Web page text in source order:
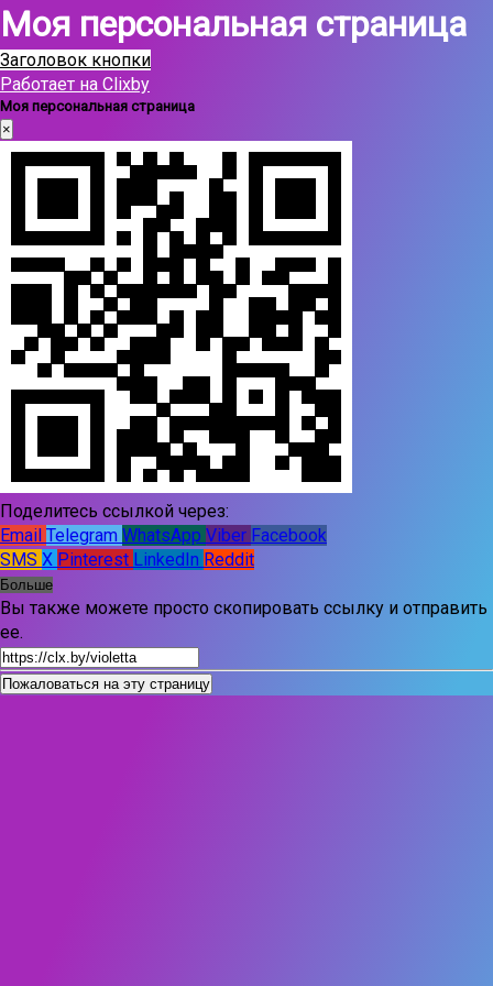
Моя персональная страница
Заголовок кнопки
Работает на Clixby
Моя персональная страница
×
Поделитесь ссылкой через:
Email Telegram WhatsApp Viber Facebook
SMS X Pinterest LinkedIn Reddit
Больше
Вы также можете просто скопировать ссылку и отправить
ее.
Пожаловаться на эту страницу